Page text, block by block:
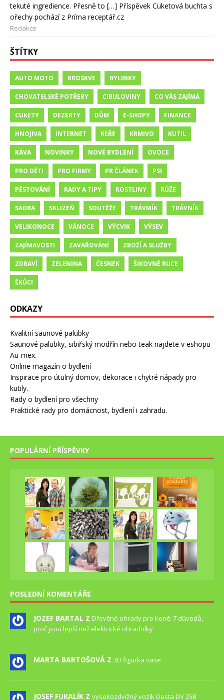
tekuté ingredience. Přesně to […] Příspěvek Cuketová buchta s
ořechy pochází z Príma receptář.cz
Redakce
ŠTÍTKY
AUTO MOTO BROSKVE BYLINKY
CHOVATELSKÉ POTŘEBY CIBULOVINY CO VÁS ZAJÍMÁ
CUKETY DEZERTY DŮM E-SHOPY FINANCE
HNOJIVA INTERNET KEŘE KRMIVO KUTIL
KÁVA NOVINKY NOVÉ BYDLENÍ OVOCE
PRO DĚTI PRO FIRMY PR ČLÁNEK PSI
PĚSTOVÁNÍ RADY A TIPY ROSTLINY RŮŽE
SADBA SKLIZEŇ SOUTĚŽE TRÁVMÍK TRÁVNÍK
VELIKONOCE VÁNOCE VÝCVIK VÝSEV
ZAJÍMAVOSTI ZAVAŘOVÁNÍ ZBOŽÍ A SLUŽBY
ZDRAVÍ ZELENINA ČESNEK ŠIKOVNÉ RUCE
ŠKŮCI
ODKAZY
Kvalitní saunové palubky
Saunové palubky, sibiřský modřín nebo teak najdete v eshopu
Au-mex.
Online magazín o bydlení
Inspirace pro útulný domov, dekorace i chytré nápady pro
kutily.
Rady o bydlení pro všechny
Praktické rady pro domácnost, bydlení i zahradu.
POPULÁRNÍ PŘÍSPĚVKY
POSLEDNÍ KOMENTÁŘE
JOZEF BARTAL Z Dřevěné ohrady pro koně: 7 důvodů,
proč jsou lepší než elektrické ohradníky
MARTA BARTOŠOVÁ Z 3D figurka vase
JOSEF FUKALÍK Z vysokozdvižný vozík Desta DV 25B